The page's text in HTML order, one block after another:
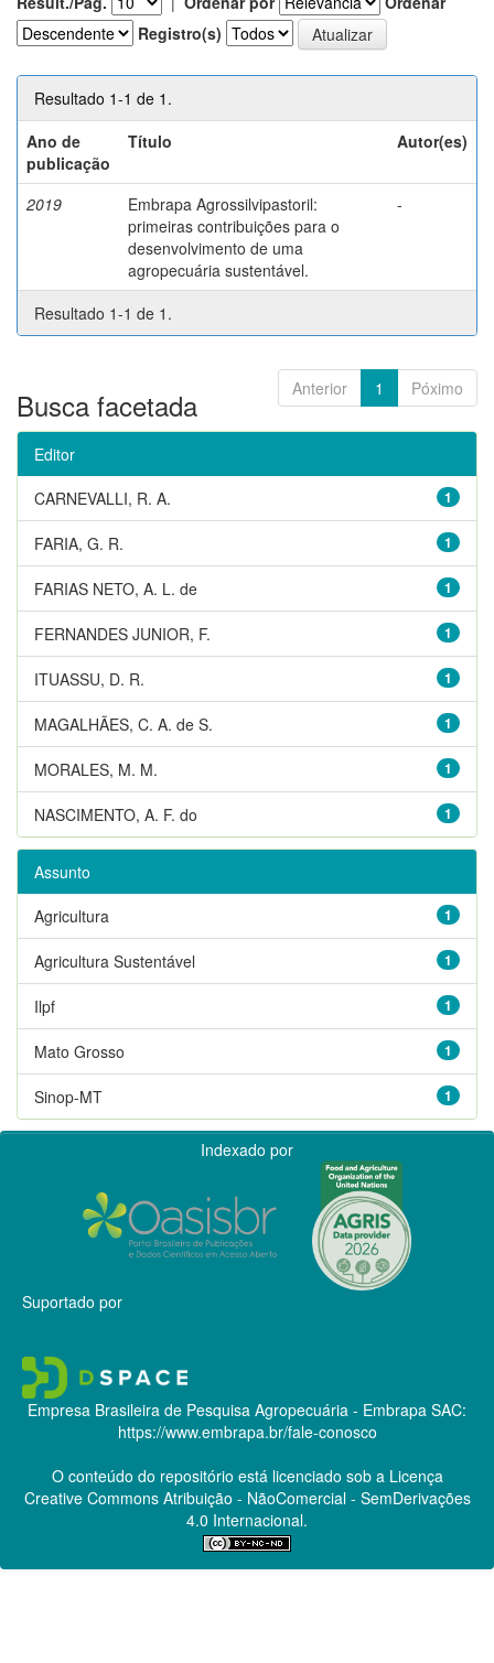
Registro(s)
Resultado 1-1 de 1.
Ano de
publicação
Título Autor(es)
2019
Embrapa Agrossilvipastoril:
primeiras contribuições para o
desenvolvimento de uma
agropecuária sustentável.
-
Resultado 1-1 de 1.
Anterior 1 Póximo
Busca facetada
Editor
1
CARNEVALLI, R. A.
1
FARIA, G. R.
1
FARIAS NETO, A. L. de
1
FERNANDES JUNIOR, F.
1
ITUASSU, D. R.
1
MAGALHÃES, C. A. de S.
1
MORALES, M. M.
1
NASCIMENTO, A. F. do
Assunto
1
Agricultura
1
Agricultura Sustentável
1
Ilpf
1
Mato Grosso
1
Sinop-MT
Indexado por
Suportado por
Empresa Brasileira de Pesquisa Agropecuária - Embrapa SAC:
https://www.embrapa.br/fale-conosco
O conteúdo do repositório está licenciado sob a Licença
Creative CommonsAtribuição - NãoComercial - SemDerivações
4.0 Internacional.